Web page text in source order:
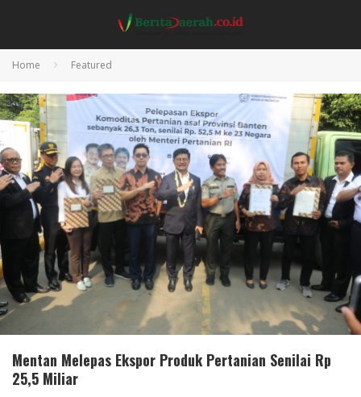
Home Featured
Mentan Melepas Ekspor Produk Pertanian Senilai Rp
25,5 Miliar